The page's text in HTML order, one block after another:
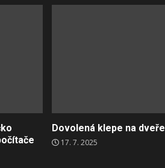
Dovolená klepe na dveře
17. 7. 2025